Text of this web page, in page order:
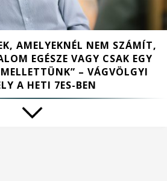
AMELYEKNÉL NEM SZÁMÍT,
EGÉSZE VAGY CSAK EGY
– VÁGVÖLGYI
A HETI 7ES-BEN